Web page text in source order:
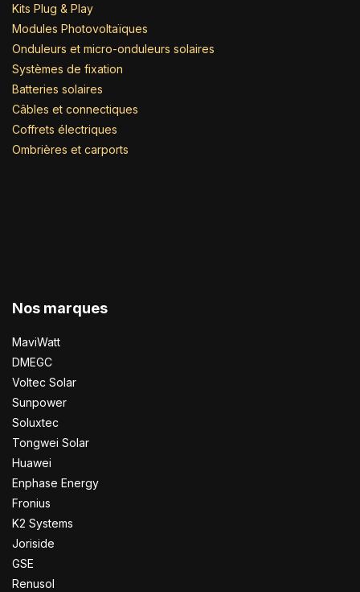
Kits Plug & Play
Modules Photovoltaïques
Onduleurs et micro-onduleurs solaires
Systèmes de fixation
Batteries solaires
Câbles et connectiques
Coffrets électriques
Ombrières et carports
Nos marques
MaviWatt
DMEGC
Voltec Solar
Sunpower
Soluxtec
Tongwei Solar
Huawei
Enphase Energy
Fronius
K2 Systems
Joriside
GSE
Renusol